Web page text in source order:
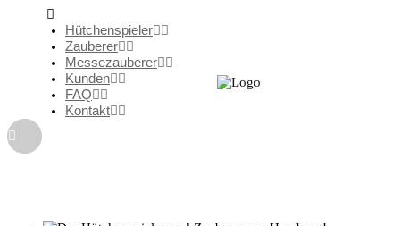
Hütchenspieler
Zauberer
Messezauberer
Kunden
FAQ
Kontakt